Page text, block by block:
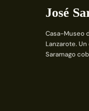
José
Casa-Museo
Lanzarote.
Saramago